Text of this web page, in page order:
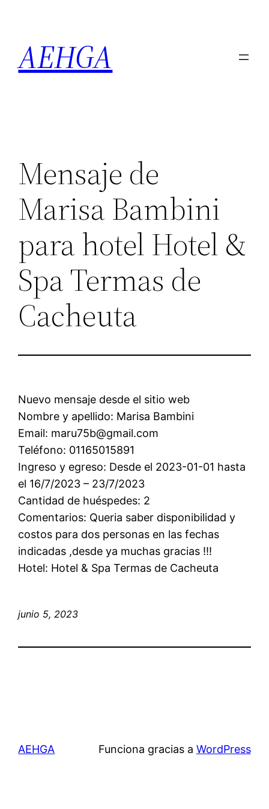
contenido
AEHGA
Mensaje de
Marisa Bambini
para hotel Hotel &
Spa Termas de
Cacheuta
Nuevo mensaje desde el sitio web
Nombre y apellido: Marisa Bambini
Email: maru75b@gmail.com
Teléfono: 01165015891
Ingreso y egreso: Desde el 2023-01-01 hasta
el 16/7/2023 – 23/7/2023
Cantidad de huéspedes: 2
Comentarios: Queria saber disponibilidad y
costos para dos personas en las fechas
indicadas ,desde ya muchas gracias !!!
Hotel: Hotel & Spa Termas de Cacheuta
junio 5, 2023
AEHGA Funciona gracias a WordPress